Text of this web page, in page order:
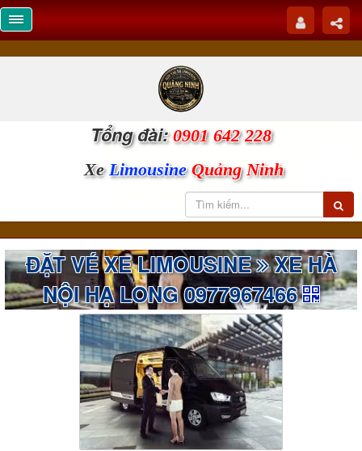
Tổng đài: 0901 642 228
XeLimousineQuảng Ninh
ĐẶT VÉ XE LIMOUSINE XE HÀ
NỘI HẠ LONG 0977967466